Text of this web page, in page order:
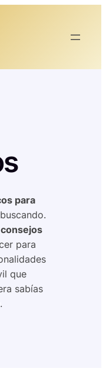
para
consejos
para
que
sabías